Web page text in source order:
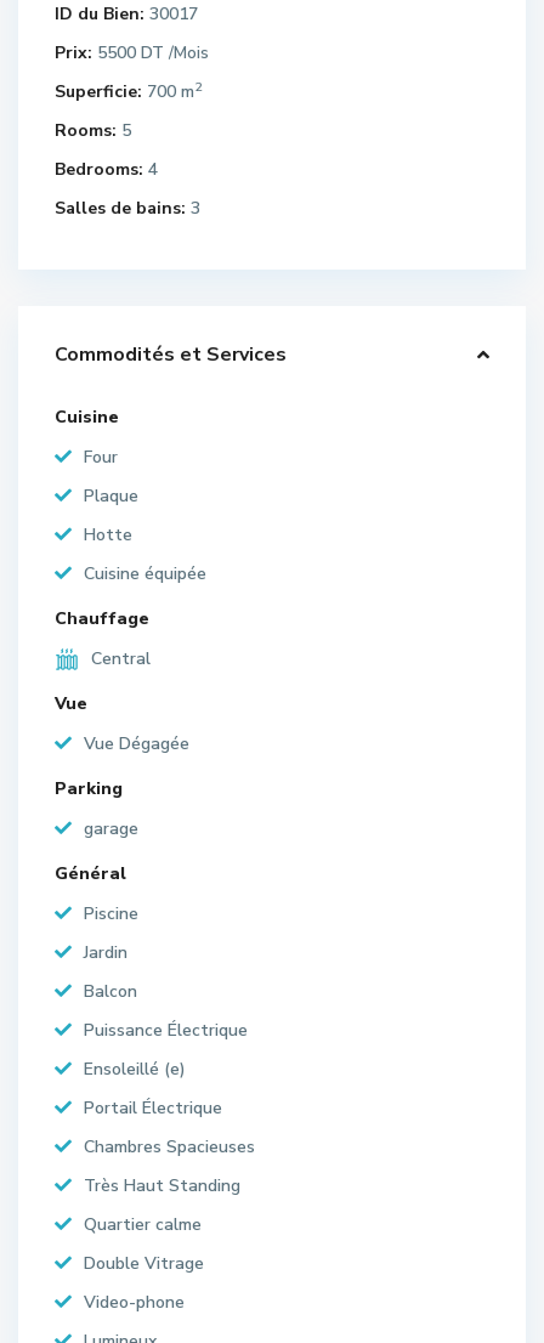
ID du Bien: 30017
Prix: 5500 DT /Mois
Superficie: 700 m2
Rooms: 5
Bedrooms: 4
Salles de bains: 3
Commodités et Services
Cuisine
Four
Plaque
Hotte
Cuisine équipée
Chauffage
Central
Vue
Vue Dégagée
Parking
garage
Général
Piscine
Jardin
Balcon
Puissance Électrique
Ensoleillé (e)
Portail Électrique
Chambres Spacieuses
Très Haut Standing
Quartier calme
Double Vitrage
Video-phone